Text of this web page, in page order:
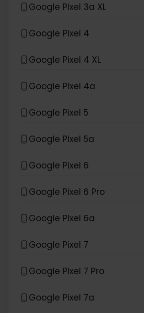
Google Pixel 3a XL
Google Pixel 4
Google Pixel 4 XL
Google Pixel 4a
Google Pixel 5
Google Pixel 5a
Google Pixel 6
Google Pixel 6 Pro
Google Pixel 6a
Google Pixel 7
Google Pixel 7 Pro
Google Pixel 7a